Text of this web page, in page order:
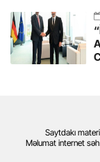
Saytdakı
Məlumat internet